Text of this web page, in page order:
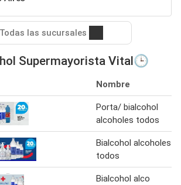
Todas las sucursales
Supermayorista Vital🕒
Nombre
Porta/ bialcohol
alcoholes todos
Bialcohol alcoholes
todos
Bialcohol alco